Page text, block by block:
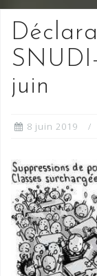
juin
8 juin 2019